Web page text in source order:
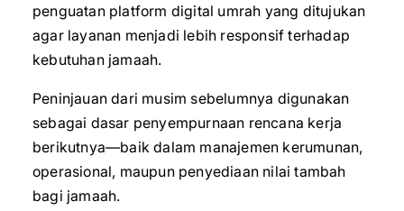
penguatan platform digital umrah yang ditujukan
agar layanan menjadi lebih responsif terhadap
kebutuhan jamaah.
Peninjauan dari musim sebelumnya digunakan
sebagai dasar penyempurnaan rencana kerja
berikutnya—baik dalam manajemen kerumunan,
operasional, maupun penyediaan nilai tambah
bagi jamaah.